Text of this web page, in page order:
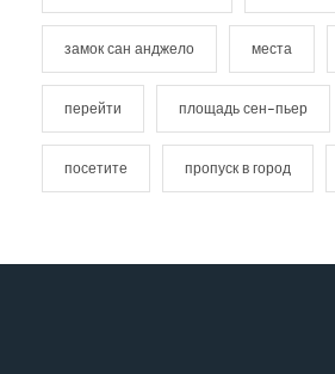
замок сан анджело места
перейти площадь сен-пьер
посетите пропуск в город